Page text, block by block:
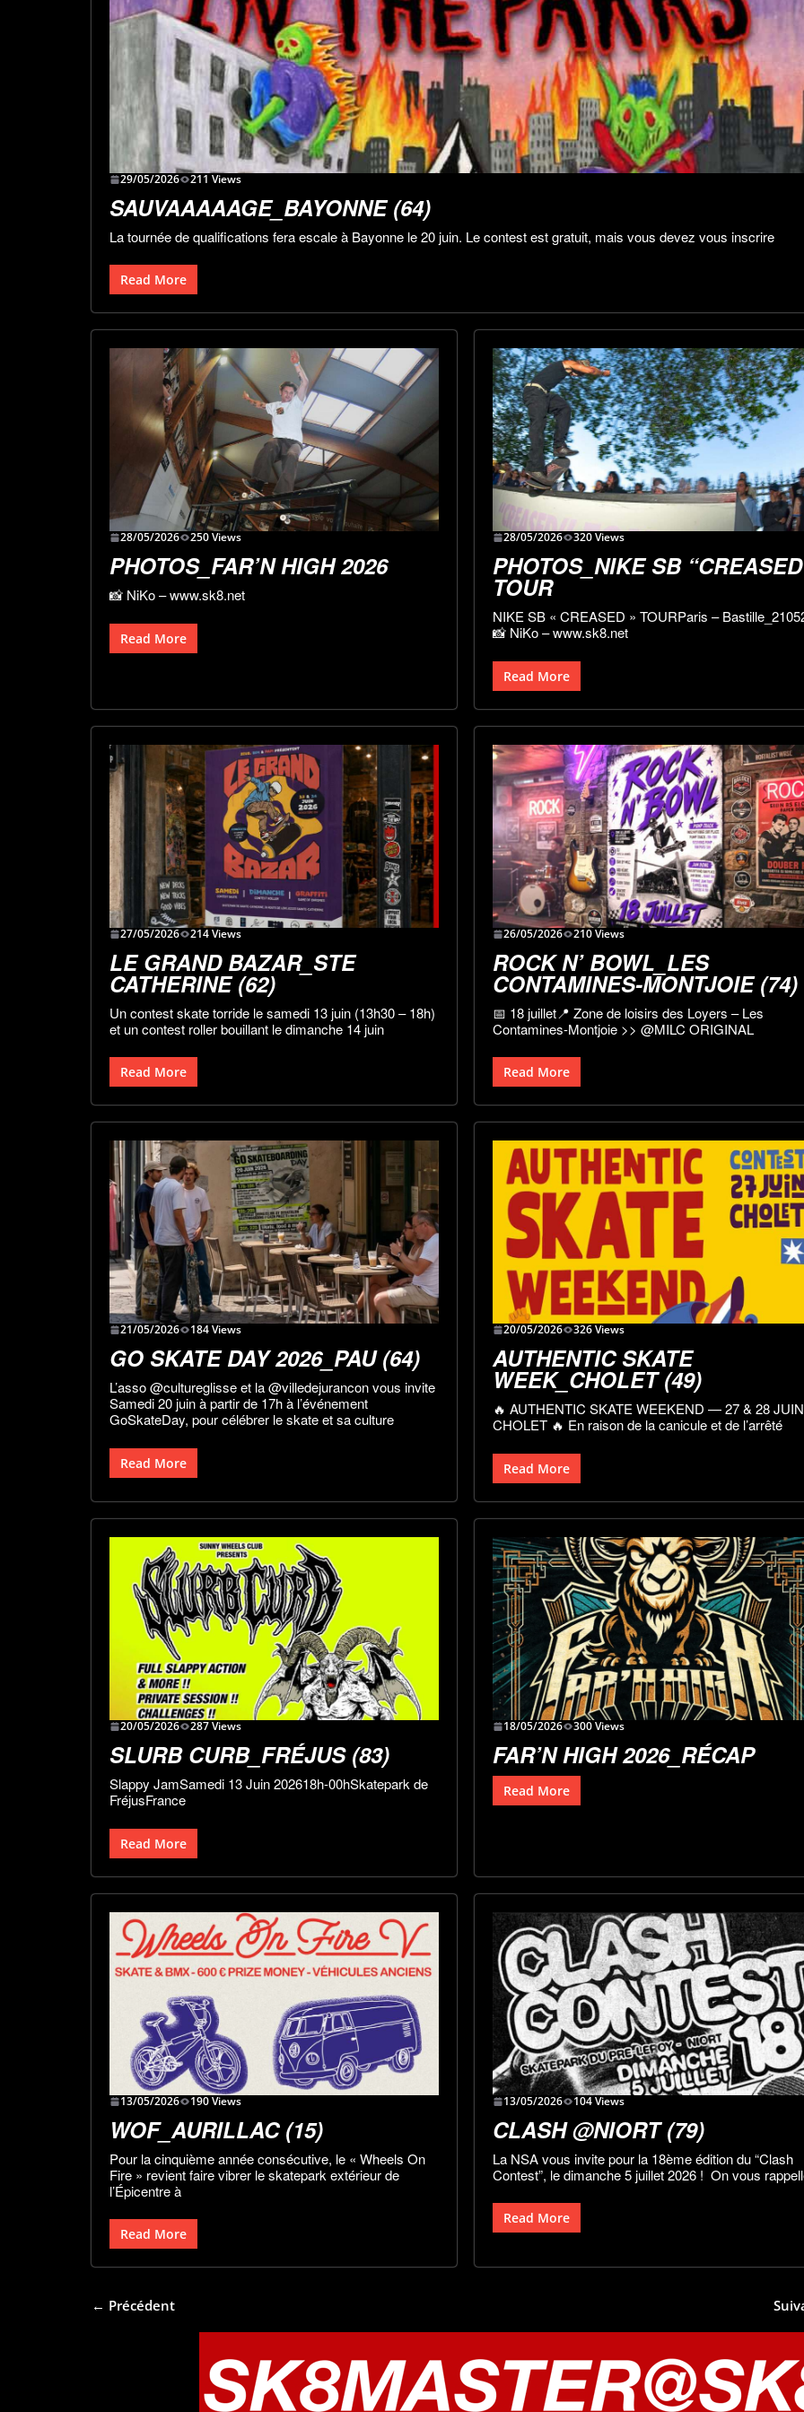
29/05/2026 211 Views
SAUVAAAAAGE_BAYONNE (64)
La tournée de qualifications fera escale à Bayonne le 20 juin. Le contest est gratuit, mais vous devez vous inscrire
Read More
28/05/2026 250 Views
PHOTOS_FAR’N HIGH 2026
📸 NiKo – www.sk8.net
Read More
28/05/2026 320 Views
PHOTOS_NIKE SB
TOUR
NIKE SB « CREASED » TOURParis –
📸 NiKo – www.sk8.net
Read More
27/05/2026 214 Views
LE GRAND BAZAR_STE
CATHERINE (62)
Un contest skate torride le samedi 13 juin (13h30 – 18h)
et un contest roller bouillant le dimanche 14 juin
Read More
26/05/2026 210 Views
ROCK N’ BOWL_LES
CONTAMINES-MONTJOIE (74)
📅 18 juillet📍 Zone de loisirs des Loyers – Les
Contamines-Montjoie >> @MILC ORIGINAL
Read More
21/05/2026 184 Views
GO SKATE DAY 2026_PAU (64)
L’asso @cultureglisse et la @villedejurancon vous invite
Samedi 20 juin à partir de 17h à l’événement
GoSkateDay, pour célébrer le skate et sa culture
Read More
20/05/2026 326 Views
AUTHENTIC SKATE
WEEK_CHOLET (49)
🔥 AUTHENTIC SKATE WEEKEND — 27 & 28
CHOLET 🔥 En raison de la canicule et de l’arrêté
Read More
20/05/2026 287 Views
SLURB CURB_FRÉJUS (83)
Slappy JamSamedi 13 Juin 202618h-00hSkatepark de
FréjusFrance
Read More
18/05/2026 300 Views
FAR’N HIGH 2026_RÉCAP
Read More
13/05/2026 190 Views
WOF_AURILLAC (15)
Pour la cinquième année consécutive, le « Wheels On
Fire » revient faire vibrer le skatepark extérieur de
l’Épicentre à
Read More
13/05/2026 104 Views
CLASH @NIORT (79)
La NSA vous invite pour la 18ème édition du “Clash
Contest”, le dimanche 5 juillet 2026 ! On vous
Read More
← Précédent
CONTESTS EVENTS
VIDÉOS
FAR’N HIGH
2026_RÉCAP
18/05/2026 2-fre